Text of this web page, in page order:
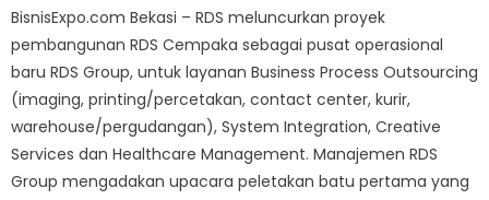
BisnisExpo.com Bekasi – RDS meluncurkan proyek
pembangunan RDS Cempaka sebagai pusat operasional
baru RDS Group, untuk layanan Business Process Outsourcing
(imaging, printing/percetakan, contact center, kurir,
warehouse/pergudangan), System Integration, Creative
Services dan Healthcare Management. Manajemen RDS
Group mengadakan upacara peletakan batu pertama yang